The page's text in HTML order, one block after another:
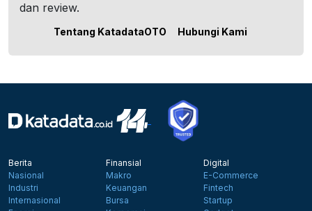
dan review.
Tentang KatadataOTO Hubungi Kami
Berita
Nasional
Industri
Internasional
Finansial
Makro
Keuangan
Bursa
Digital
E-Commerce
Fintech
Startup